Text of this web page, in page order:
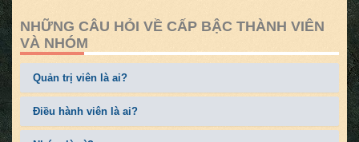
NHỮNG CÂU HỎI VỀ CẤP BẬC THÀNH VIÊN
VÀ NHÓM
Quản trị viên là ai?
Điều hành viên là ai?